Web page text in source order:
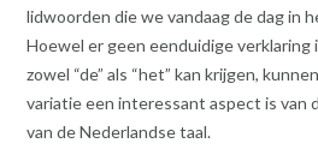
lidwoorden die we vandaag de dag in
Hoewel er geen eenduidige verklaring
zowel “de” als “het” kan krijgen,
variatie een interessant aspect is van
van de Nederlandse taal.